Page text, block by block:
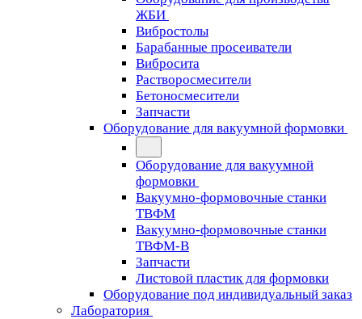
ЖБИ
Вибростолы
Барабанные просеиватели
Вибросита
Растворосмесители
Бетоносмесители
Запчасти
Оборудование для вакуумной формовки
Оборудование для вакуумной
формовки
Вакуумно-формовочные станки
ТВФМ
Вакуумно-формовочные станки
ТВФМ-В
Запчасти
Листовой пластик для формовки
Оборудование под индивидуальный заказ
Лаборатория